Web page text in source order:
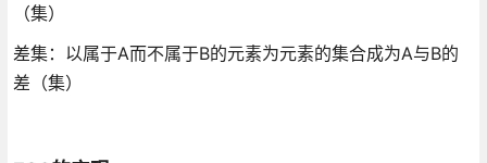
（集）
差集：以属于A而不属于B的元素为元素的集合成为A与B的
差（集）